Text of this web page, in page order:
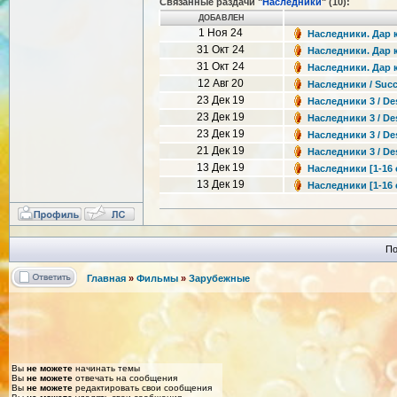
ДОБАВЛЕН
1 Ноя 24 Наследники. Дар
31 Окт 24 Наследники. Дар
31 Окт 24 Наследники. Дар
12 Авг 20 Наследники /
23 Дек 19 Наследники 3 /
23 Дек 19 Наследники 3 /
23 Дек 19 Наследники 3 /
21 Дек 19 Наследники 3 /
13 Дек 19 Наследники [1-16
13 Дек 19 Наследники [1-16
Главная » Фильмы » Зарубежные
Вы не можете начинать темы
Вы не можете отвечать на сообщения
Вы не можете редактировать свои сообщения